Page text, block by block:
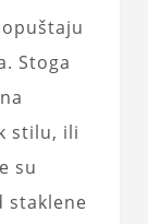
Stoga
stilu, ili
su
staklene